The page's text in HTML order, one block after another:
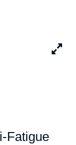
Fatigue